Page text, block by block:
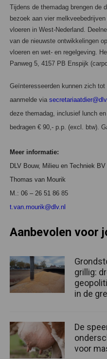
Tijdens de themadag brengen de
bezoek aan vier
vloeren in West-Nederland.
van de nieuwste ontwikkelingen
vloeren en wet- en regelgeving.
Panweg 5, 4157 PB Enspijk
Geïnteresseerden kunnen zich tot
aanmelde via
deze themadag, inclusief lunch en
bedragen € 90,- p.p. (excl. btw).
Meer informatie:
DLV Bouw, Milieu en Techniek BV
Thomas van Mourik
M.: 06 – 26 51 86 85
t.van.mourik@dlv.nl
Aanbevolen voor
grillig:
in de
De
voor